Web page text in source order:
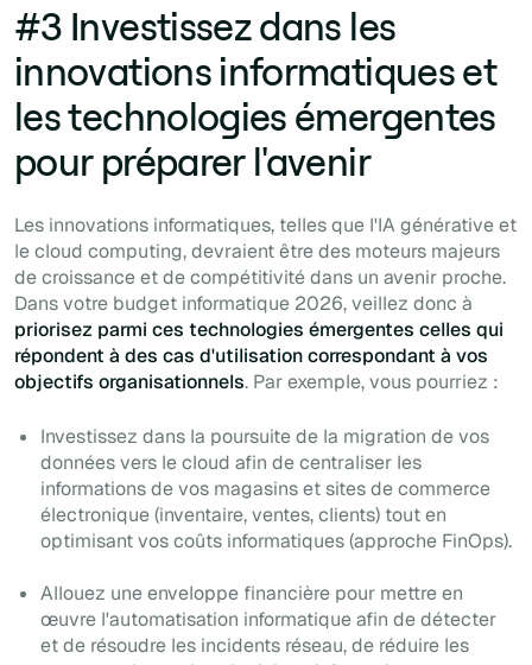
#3 Investissez dans les
innovations informatiques et
les technologies émergentes
pour préparer l'avenir
Les innovations informatiques, telles que l'IA générative et
le cloud computing, devraient être des moteurs majeurs
de croissance et de compétitivité dans un avenir proche.
Dans votre budget informatique 2026, veillez donc à
priorisez parmi ces technologies émergentes celles qui
répondent à des cas d'utilisation correspondant à vos
objectifs organisationnels. Par exemple, vous pourriez :
Investissez dans la poursuite de la migration de vos
données vers le cloud afin de centraliser les
informations de vos magasins et sites de commerce
électronique (inventaire, ventes, clients) tout en
optimisant vos coûts informatiques (approche FinOps).
Allouez une enveloppe financière pour mettre en
œuvre l'automatisation informatique afin de détecter
et de résoudre les incidents réseau, de réduire les